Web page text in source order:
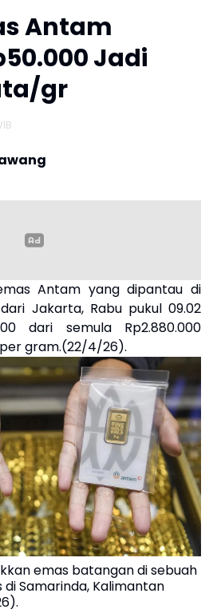
Antam
Jadi
gr
Antam yang dipantau di
Jakarta, Rabu pukul 09.02
dari semula Rp2.880.000
gram.(22/4/26).
emas batangan di sebuah
Samarinda, Kalimantan